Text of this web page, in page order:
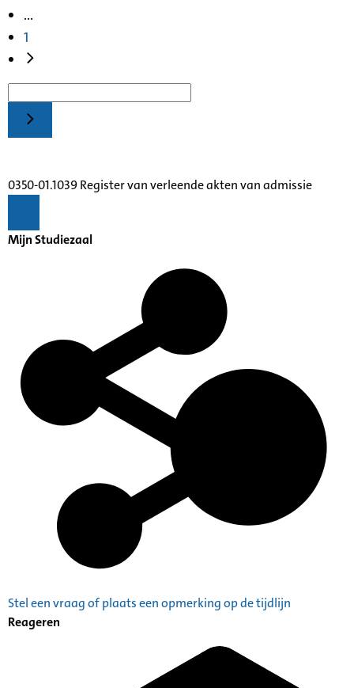
...
1
0350-01.1039 Register van verleende akten van admissie
Mijn Studiezaal
Stel een vraag of plaats een opmerking op de tijdlijn
Reageren